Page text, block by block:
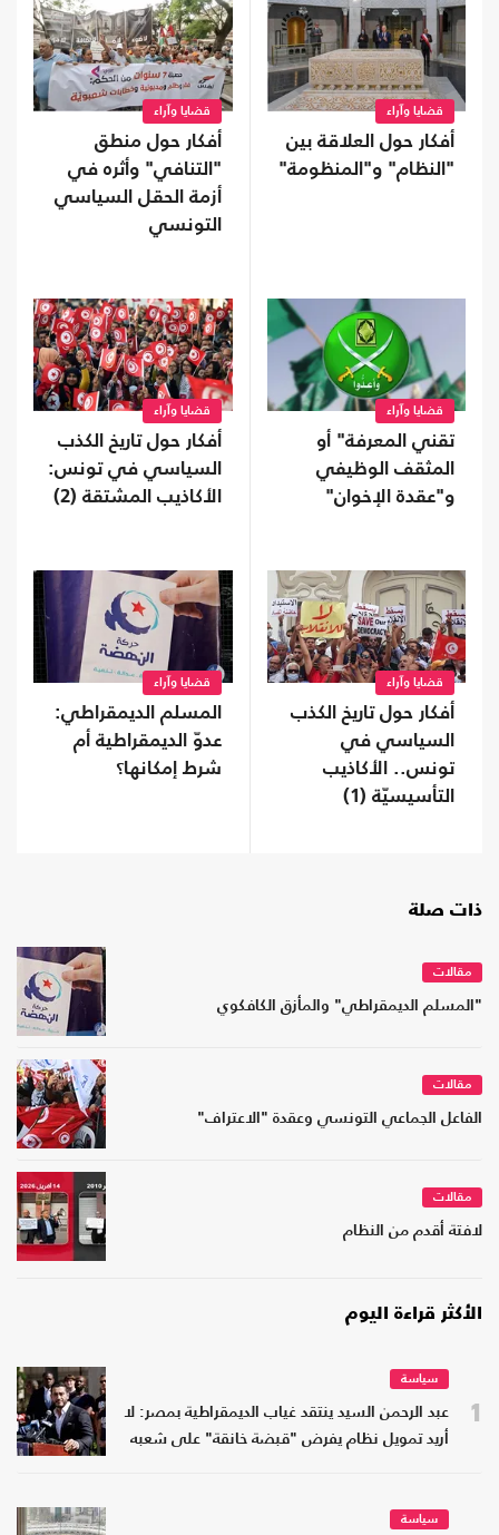
قضايا وآراء
أفكار حول العلاقة بين
"النظام" و"المنظومة"
قضايا وآراء
أفكار حول منطق
"التنافي" وأثره في
أزمة الحقل السياسي
التونسي
قضايا وآراء
تقني المعرفة" أو
المثقف الوظيفي
و"عقدة الإخوان"
قضايا وآراء
أفكار حول تاريخ الكذب
السياسي في تونس:
الأكاذيب المشتقة (2)
قضايا وآراء
أفكار حول تاريخ الكذب
السياسي في
تونس.. الأكاذيب
التأسيسيّة (1)
قضايا وآراء
المسلم الديمقراطي:
عدوّ الديمقراطية أم
شرط إمكانها؟
ذات صلة
مقالات
"المسلم الديمقراطي" والمأزق الكافكوي
مقالات
الفاعل الجماعي التونسي وعقدة "الاعتراف"
مقالات
لافتة أقدم من النظام
الأكثر قراءة اليوم
1
سياسة
عبد الرحمن السيد ينتقد غياب الديمقراطية بمصر: لا
أريد تمويل نظام يفرض "قبضة خانقة" على شعبه
سياسة